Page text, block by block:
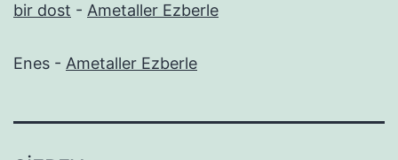
bir dost - Ametaller Ezberle
Enes - Ametaller Ezberle